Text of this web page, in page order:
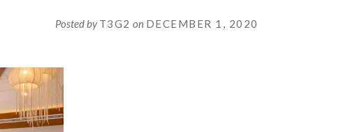
Posted byT3G2 on DECEMBER 1, 2020